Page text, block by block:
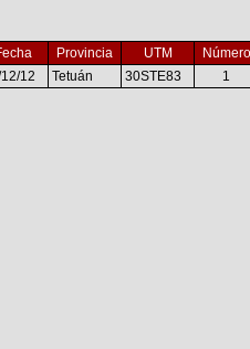
Provincia UTM Número
12 Tetuán 30STE83 1